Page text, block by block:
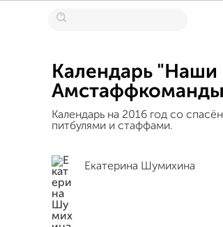
Календарь "Наши
Календарь на 2016 год со
питбулями и стаффами.
Екатерина Шумихина